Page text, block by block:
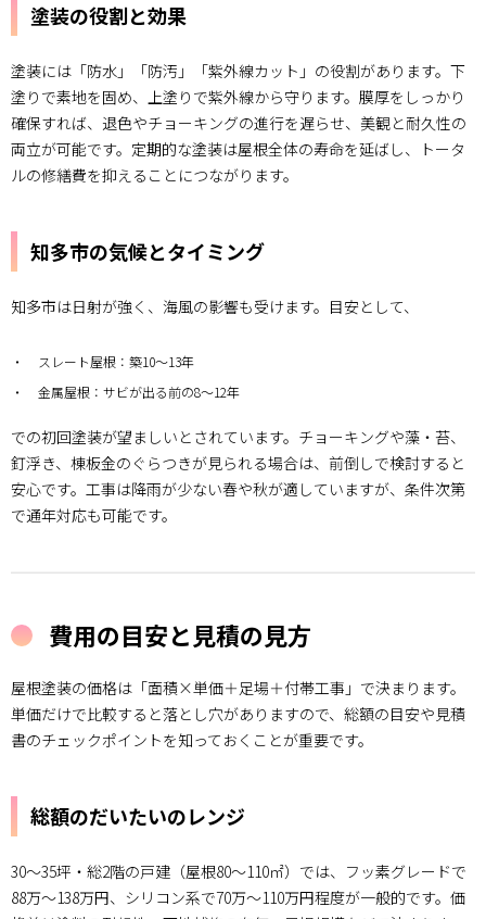
2.2.
チェッ
ク
3.
塗料
選び
の基
素
REVO
に
樹脂ご
との違
いと耐
3.2.
フッ素
REVO
の特徴
4.
で失
ため
に
4.1.
チェッ
クポイ
4.2.
まとめ
塗装の役割と効果
塗装には「防水」「防汚」「紫外線カット」の役割があります。下
塗りで素地を固め、上塗りで紫外線から守ります。膜厚をしっかり
確保すれば、退色やチョーキングの進行を遅らせ、美観と耐久性の
両立が可能です。定期的な塗装は屋根全体の寿命を延ばし、トータ
ルの修繕費を抑えることにつながります。
知多市の気候とタイミング
知多市は日射が強く、海風の影響も受けます。目安として、
スレート屋根：築10～13年
金属屋根：サビが出る前の8～12年
での初回塗装が望ましいとされています。チョーキングや藻・苔、
釘浮き、棟板金のぐらつきが見られる場合は、前倒しで検討すると
安心です。工事は降雨が少ない春や秋が適していますが、条件次第
で通年対応も可能です。
費用の目安と見積の見方
屋根塗装の価格は「面積×単価＋足場＋付帯工事」で決まります。
単価だけで比較すると落とし穴がありますので、総額の目安や見積
書のチェックポイントを知っておくことが重要です。
総額のだいたいのレンジ
30～35坪・総2階の戸建（屋根80～110㎡）では、フッ素グレードで
88万～138万円、シリコン系で70万～110万円程度が一般的です。価